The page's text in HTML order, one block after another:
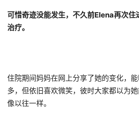
可惜奇迹没能发生，不久前Elena再次住
治疗。
住院期间妈妈在网上分享了她的变化，
多，但依旧喜欢微笑，彼时大家都以为
像以往一样。